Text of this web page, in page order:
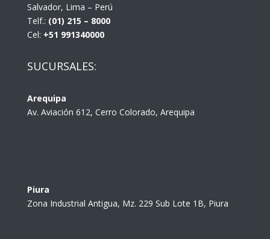
Salvador, Lima – Perú
Telf.: (01) 215 – 8000
Cel: +51 991340000
SUCURSALES:
Arequipa
Av. Aviación 612, Cerro Colorado, Arequipa
Piura
Zona Industrial Antigua, Mz. 229 Sub Lote 1B, Piura